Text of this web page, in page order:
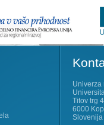
Univerza
Titov trg 4
6000
Slovenija